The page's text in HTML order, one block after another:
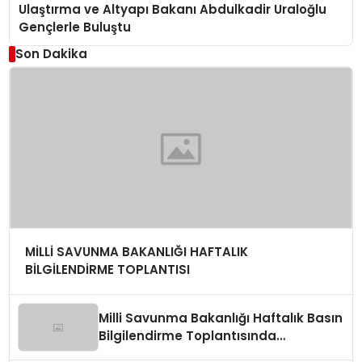
Ulaştırma ve Altyapı Bakanı Abdulkadir Uraloğlu
Gençlerle Buluştu
Son Dakika
MİLLİ SAVUNMA BAKANLIĞI HAFTALIK
BİLGİLENDİRME TOPLANTISI
Milli Savunma Bakanlığı Haftalık Basın
Bilgilendirme Toplantısında